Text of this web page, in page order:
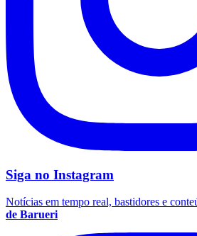
Siga no Instagram
Notícias em tempo real, bastidores e
de Barueri